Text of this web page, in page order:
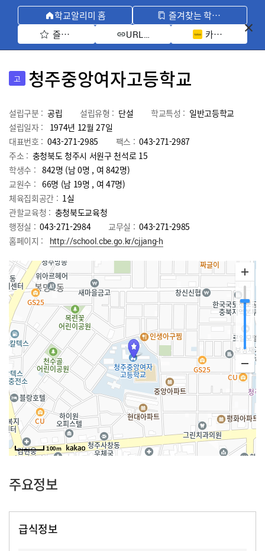
학교알리미 홈
즐겨찾는 학교 모아보기
즐겨찾기 선택
URL 복사 카카오톡 공유
고 청주중앙여자고등학교
설립구분 : 공립 설립유형 : 단설 학교특성 : 일반고등학교
설립일자 :
1974년 12월 27일
대표번호 : 043-271-2985 팩스 : 043-271-2987
주소 : 충청북도 청주시 서원구 천석로 15
학생수 : 842명 (남 0명 , 여 842명)
교원수 : 66명 (남 19명 , 여 47명)
체육집회공간 : 1실
관할교육청 : 충청북도교육청
행정실 : 043-271-2984 교무실 : 043-271-2985
홈페이지 :
http://school.cbe.go.kr/cjjang-h
100m
주요정보
급식정보